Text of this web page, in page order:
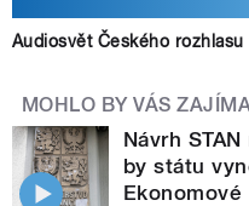
Audiosvět Českého
MOHLO BY VÁS
Návrh
by státu